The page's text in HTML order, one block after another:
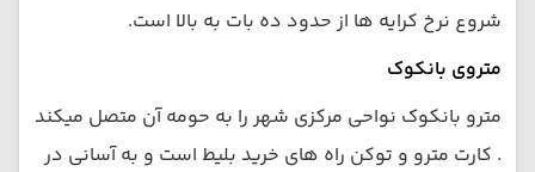
شروع نرخ کرایه ها از حدود ده بات به بالا است.
متروی بانکوک
مترو بانکوک نواحی مرکزی شهر را به حومه آن متصل میکند
. کارت مترو و توکن راه های خرید بلیط است و به آسانی در